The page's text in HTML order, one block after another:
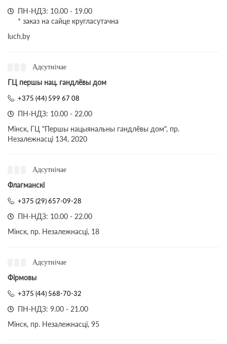
ПН-НДЗ: 10.00 - 19.00
* заказ на сайце кругласутачна
luch.by
Адсутнічае
ГЦ першы нац. гандлёвы дом
+375 (44) 599 67 08
ПН-НДЗ: 10.00 - 22.00
Мінск, ГЦ "Першы нацыянальны гандлёвы дом", пр.
Незалежнасці 134, 2020
Адсутнічае
Флагманскі
+375 (29) 657-09-28
ПН-НДЗ: 10.00 - 22.00
Мінск, пр. Незалежнасці, 18
Адсутнічае
Фірмовы
+375 (44) 568-70-32
ПН-НДЗ: 9.00 - 21.00
Мінск, пр. Незалежнасці, 95